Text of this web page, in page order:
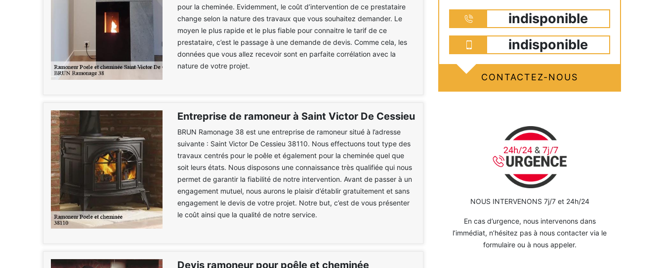
pour la cheminée. Evidemment, le coût d’intervention de ce prestataire
change selon la nature des travaux que vous souhaitez demander. Le
moyen le plus rapide et le plus fiable pour connaitre le tarif de ce
prestataire, c’est le passage à une demande de devis. Comme cela, les
données que vous allez recevoir sont en parfaite corrélation avec la
nature de votre projet.
Entreprise de ramoneur à Saint Victor De Cessieu
BRUN Ramonage 38 est une entreprise de ramoneur situé à l’adresse
suivante : Saint Victor De Cessieu 38110. Nous effectuons tout type des
travaux centrés pour le poêle et également pour la cheminée quel que
soit leurs états. Nous disposons une connaissance très qualifiée qui nous
permet de garantir la fiabilité de notre intervention. Avant de passer à un
engagement mutuel, nous aurons le plaisir d’établir gratuitement et sans
engagement le devis de votre projet. Notre but, c’est de vous présenter
le coût ainsi que la qualité de notre service.
Devis ramoneur pour poêle et cheminée
indisponible
indisponible
CONTACTEZ-NOUS
NOUS INTERVENONS 7j/7 et 24h/24
En cas d’urgence, nous intervenons dans
l’immédiat, n’hésitez pas à nous contacter via le
formulaire ou à nous appeler.